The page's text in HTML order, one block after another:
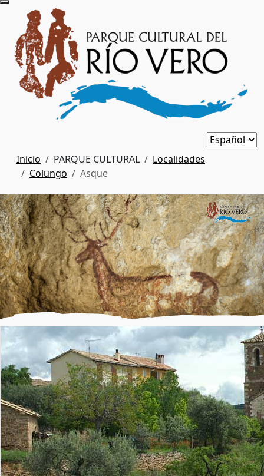
Inicio PARQUE CULTURAL
Localidades
Colungo
Asque